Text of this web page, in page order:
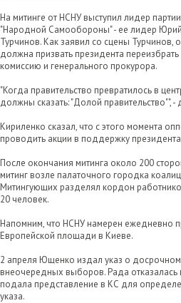
На митинге от НСНУ выступил лидер
"Народной Самообороны" - ее лидер
Турчинов. Как заявил со сцены Турчинов,
должна призвать президента
комиссию и генерального прокурора.
"Когда правительство превратилось в
должны сказать: "Долой правительство"",
Кириленко сказал, что с этого момента
проводить акции в поддержку
После окончания митинга около 200
митинг возле палаточного городка
Митингующих разделял кордон
20 человек.
Напомним, что НСНУ намерен ежедневно
Европейской площади в Киеве.
2 апреля Ющенко издал указ о
внеочередных выборов. Рада отказалась
подала представление в КС для
указа.